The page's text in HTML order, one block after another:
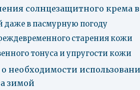
солнцезащитного крема
даже в пасмурную погоду
старения кожи
тонуса и упругости кожи
необходимости
зимой